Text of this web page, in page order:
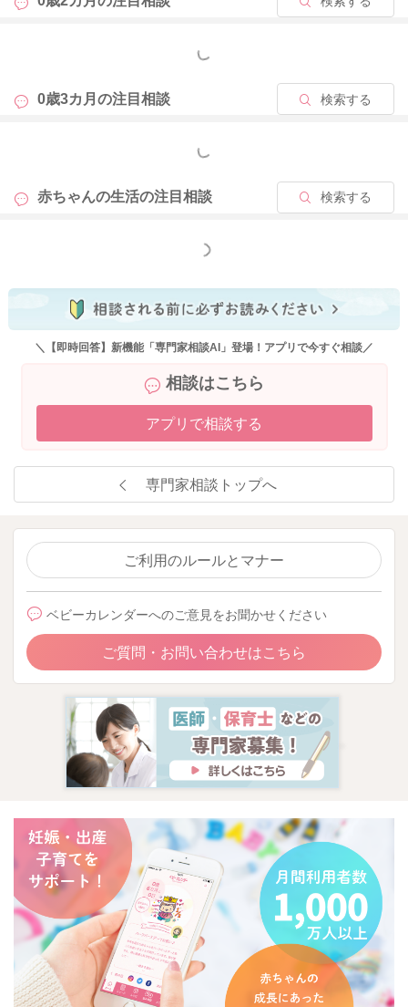
もっと見る
0歳3カ月の注目相談 検索する
もっと見る
赤ちゃんの生活の注目相談 検索する
もっと見る
＼【即時回答】新機能「専門家相談AI」登場！アプリで今すぐ相談／
相談はこちら
アプリで相談する
専門家相談トップへ
ご利用のルールとマナー
ベビーカレンダーへのご意見をお聞かせください
ご質問・お問い合わせはこちら